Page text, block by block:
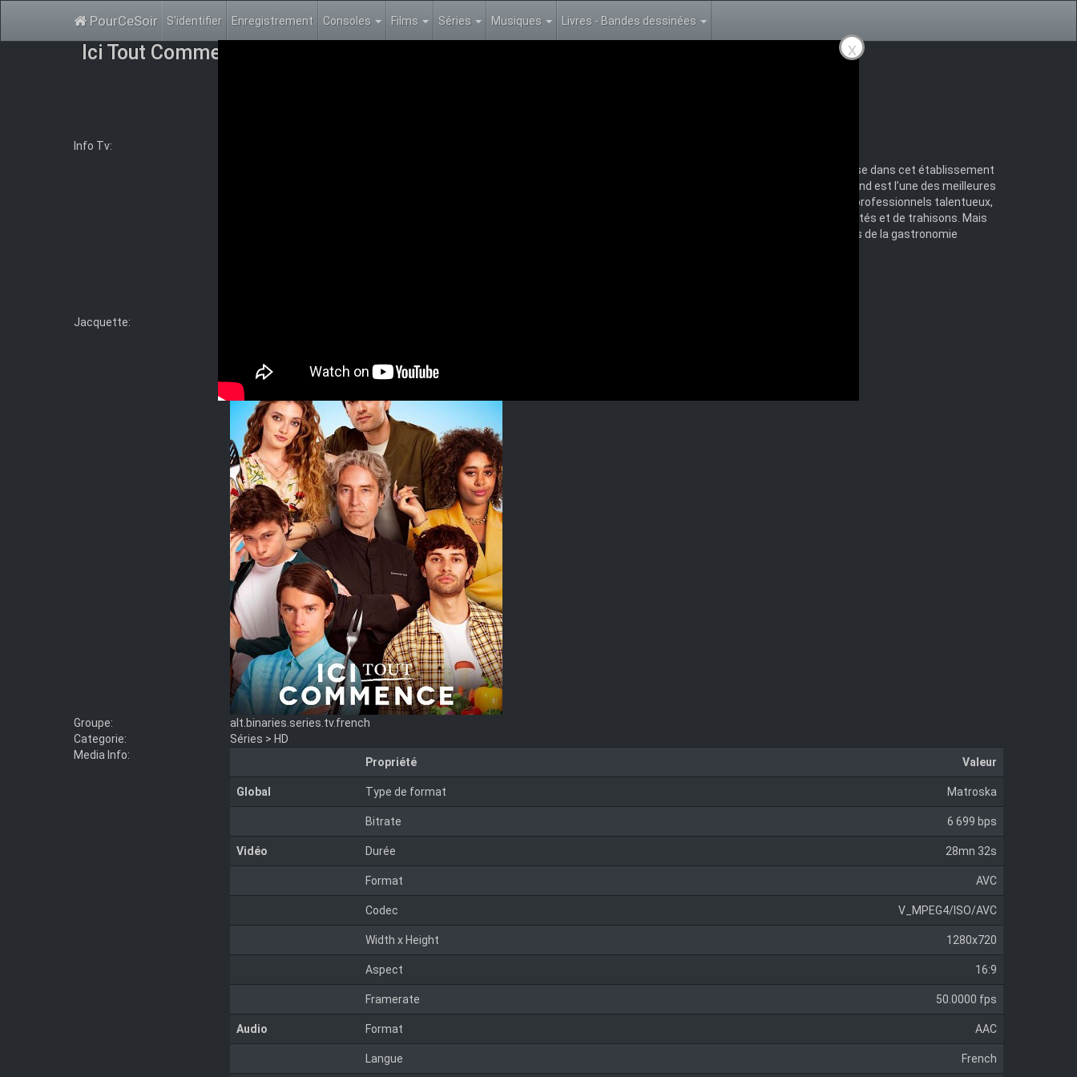
x
PourCeSoir S'identifier Enregistrement Consoles Films Séries Musiques Livres - Bandes dessinées
Ici Tout Commence E330 FRENCH 720p WEBDL H264-NOTAG
Info Tv:
L’institut Auguste Armand est l’une des meilleures écoles de cuisine de France. Excellence, rigueur et discipline sont de mise dans cet établissement
L’institut Auguste Armand est l’une des meilleures
écoles de cuisine de France. Excellence, rigueur et discipline sont de mise dans cet établissement géré par une équipe de professionnels talentueux,
reconnus et respectés. Un lieu clos qui va être le théâtre d’histoires d’amour contrariées et complexes, mais aussi de rivalités et de trahisons. Mais
pour Maxime Delcourt et le reste des élèves de cette école prestigieuse, l'objectif est clair : devenir les futurs chefs étoilés de la gastronomie
Jacquette:
Groupe:
alt.binaries.series.tv.french
Categorie:
Séries > HD
Media Info:
Propriété Valeur
Global Type de format Matroska
Bitrate 6 699 bps
Vidéo Durée 28mn 32s
Format AVC
Codec V_MPEG4/ISO/AVC
Width x Height 1280x720
Aspect 16:9
Framerate 50.0000 fps
Audio Format AAC
Langue French